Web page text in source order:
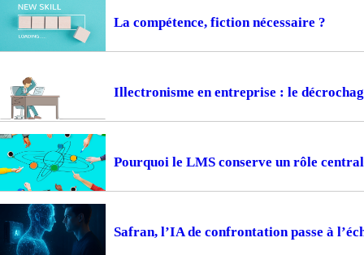
La compétence, fiction nécessaire ?
Illectronisme en entreprise : le
Pourquoi le LMS conserve un rôle
Safran, l’IA de confrontation passe à